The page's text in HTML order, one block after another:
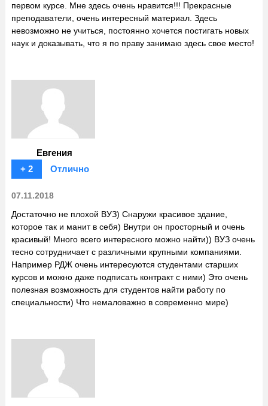
первом курсе. Мне здесь очень нравится!!! Прекрасные
преподаватели, очень интересный материал. Здесь
невозможно не учиться, постоянно хочется постигать новых
наук и доказывать, что я по праву занимаю здесь свое место!
Евгения
+ 2
Отлично
07.11.2018
Достаточно не плохой ВУЗ) Снаружи красивое здание,
которое так и манит в себя) Внутри он просторный и очень
красивый! Много всего интересного можно найти)) ВУЗ очень
тесно сотрудничает с различными крупными компаниями.
Например РДЖ очень интересуются студентами старших
курсов и можно даже подписать контракт с ними) Это очень
полезная возможность для студентов найти работу по
специальности) Что немаловажно в современно мире)